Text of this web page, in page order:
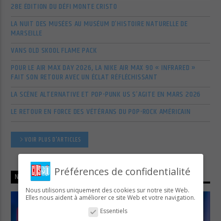
28E ÉDITION DU DÉFI MONTE CRISTO
LA NUIT DES MUSÉES AU MUSÉUM D’HISTOIRE NATURELLE DE
MARSEILLE
VANS OLD SKOOL FLAME PACK
POUR LE AIR MAX DAY 2026, LA NIKE AIR MAX 90 « INFRARED »
FAIT SON RETOUR AVEC UN ÉCLAT RÉFLÉCHISSANT
LA SCÈNE ALTERNATIVE ET POP-PUNK US S’AGITE EN MARS 2026
LE RETOUR EN FORCE DES VÉTÉRANS DU POP-ROCK AMÉRICAIN
VOIR PLUS D'ARTICLES
NOW ON AIR Préférences de confidentialité
Nous utilisons uniquement des cookies sur notre site Web.
Elles nous aident à améliorer ce site Web et votre navigation.
Essentiels